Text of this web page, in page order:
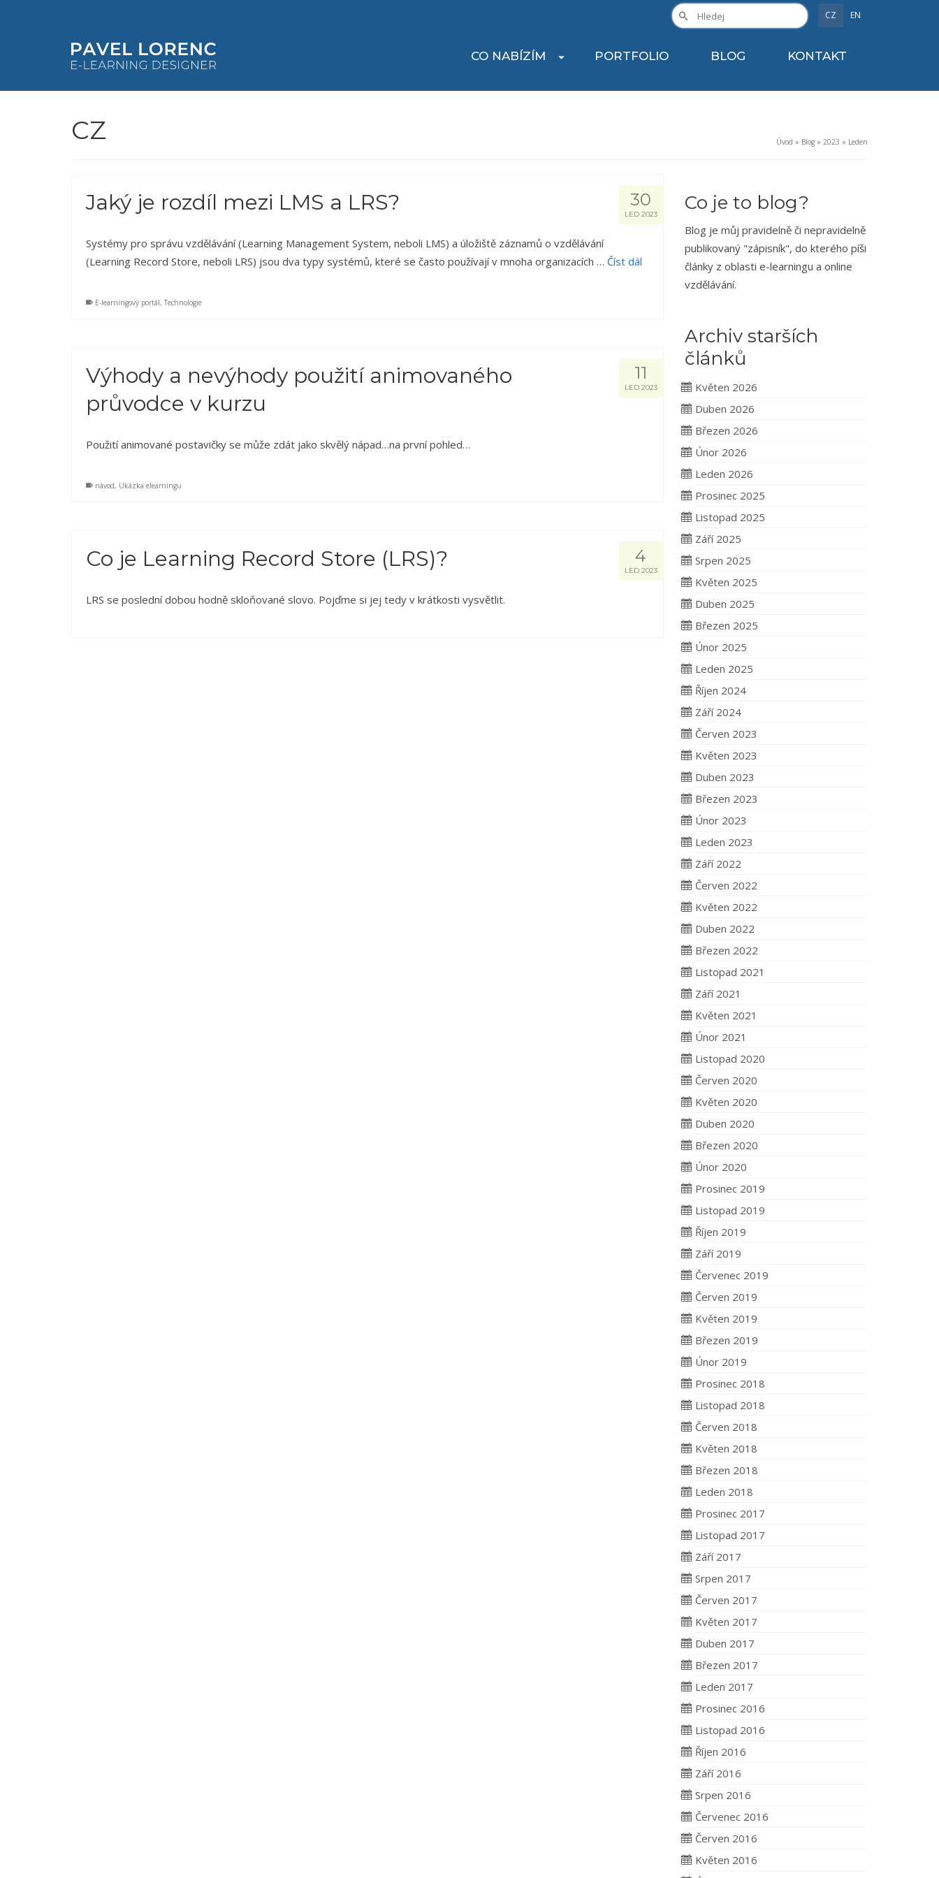
CZ EN
CO NABÍZÍM PORTFOLIO BLOG KONTAKT
CZ Úvod » Blog » 2023 » Leden
30
LED 2023
Jaký je rozdíl mezi LMS a LRS?
Systémy pro správu vzdělávání (Learning Management System, neboli LMS) a úložiště záznamů o vzdělávání
(Learning Record Store, neboli LRS) jsou dva typy systémů, které se často používají v mnoha organizacích … Číst dál
E-learningový portál, Technologie
11
LED 2023
Výhody a nevýhody použití animovaného
průvodce v kurzu
Použití animované postavičky se může zdát jako skvělý nápad…na první pohled…
návod, Ukázka elearningu
4
LED 2023
Co je Learning Record Store (LRS)?
LRS se poslední dobou hodně skloňované slovo. Pojďme si jej tedy v krátkosti vysvětlit.
Co je to blog?
Blog je můj pravidelně či nepravidelně
publikovaný "zápisník", do kterého píši
články z oblasti e-learningu a online
vzdělávání.
Archiv starších
článků
Květen 2026
Duben 2026
Březen 2026
Únor 2026
Leden 2026
Prosinec 2025
Listopad 2025
Září 2025
Srpen 2025
Květen 2025
Duben 2025
Březen 2025
Únor 2025
Leden 2025
Říjen 2024
Září 2024
Červen 2023
Květen 2023
Duben 2023
Březen 2023
Únor 2023
Leden 2023
Září 2022
Červen 2022
Květen 2022
Duben 2022
Březen 2022
Listopad 2021
Září 2021
Květen 2021
Únor 2021
Listopad 2020
Červen 2020
Květen 2020
Duben 2020
Březen 2020
Únor 2020
Prosinec 2019
Listopad 2019
Říjen 2019
Září 2019
Červenec 2019
Červen 2019
Květen 2019
Březen 2019
Únor 2019
Prosinec 2018
Listopad 2018
Červen 2018
Květen 2018
Březen 2018
Leden 2018
Prosinec 2017
Listopad 2017
Září 2017
Srpen 2017
Červen 2017
Květen 2017
Duben 2017
Březen 2017
Leden 2017
Prosinec 2016
Listopad 2016
Říjen 2016
Září 2016
Srpen 2016
Červenec 2016
Červen 2016
Květen 2016